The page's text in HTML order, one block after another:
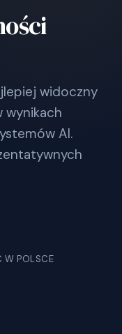
widoczny
wynikach
AI.
W POLSCE